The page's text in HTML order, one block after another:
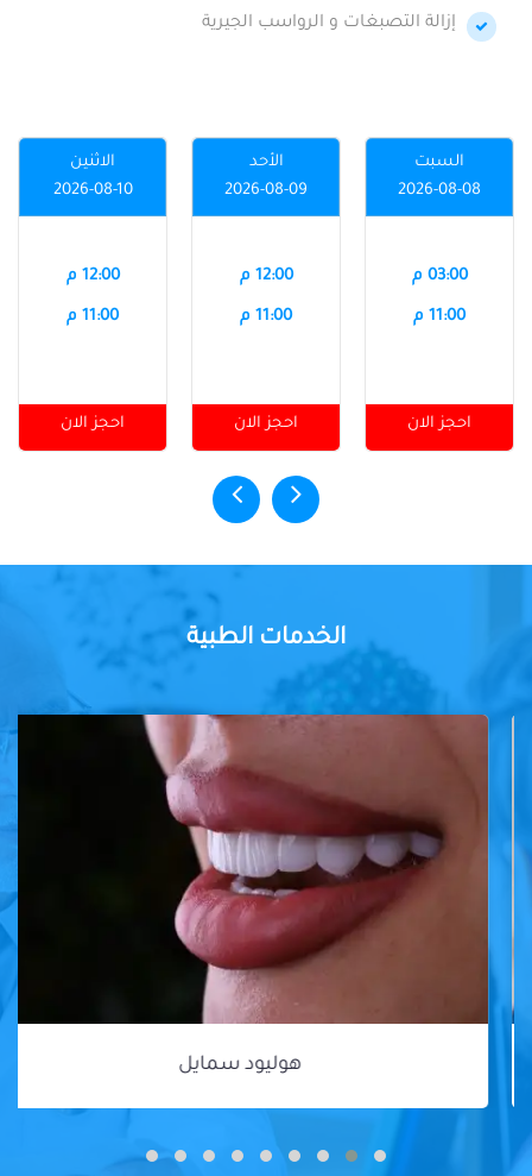
إزالة التصبغات و الرواسب الجيرية
السبت
2026-08-08
03:00 م
11:00 م
احجز الان
الأحد
2026-08-09
12:00 م
11:00 م
احجز الان
الاثنين
2026-08-10
12:00 م
11:00 م
احجز الان
الخدمات الطبية
هوليود سمايل